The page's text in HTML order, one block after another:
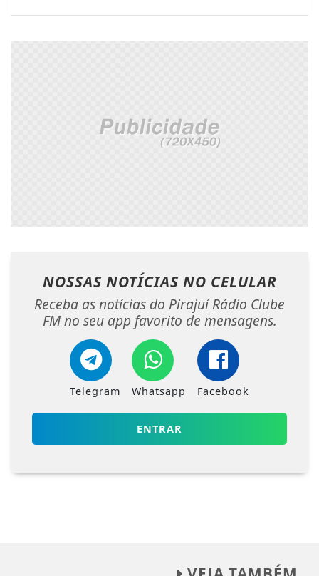
NOSSAS NOTÍCIAS NO CELULAR
Receba as notícias do Pirajuí Rádio Clube
FM no seu app favorito de mensagens.
Telegram Whatsapp Facebook
ENTRAR